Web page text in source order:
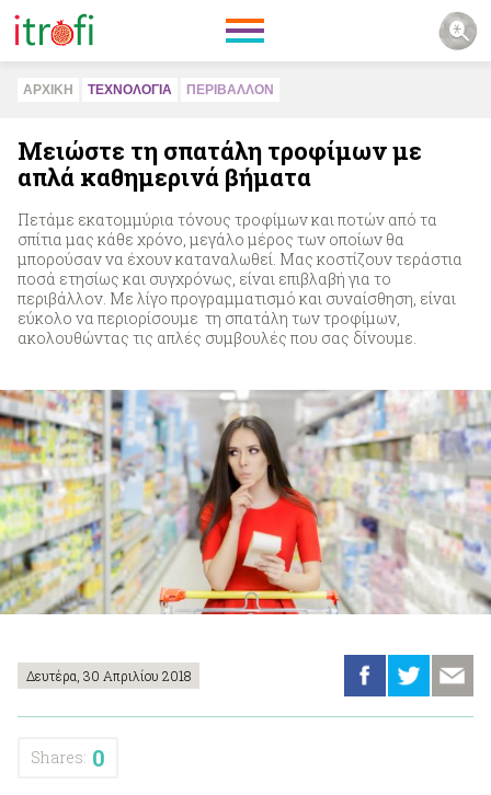
ΑΡΧΙΚΗ ΤΕΧΝΟΛΟΓΙΑ ΠΕΡΙΒAΛΛΟΝ
Μειώστε τη σπατάλη τροφίμων με
απλά καθημερινά βήματα
Πετάμε εκατομμύρια τόνους τροφίμων και ποτών από τα
σπίτια μας κάθε χρόνο, μεγάλο μέρος των οποίων θα
μπορούσαν να έχουν καταναλωθεί. Μας κοστίζουν τεράστια
ποσά ετησίως και συγχρόνως, είναι επιβλαβή για το
περιβάλλον. Με λίγο προγραμματισμό και συναίσθηση, είναι
εύκολο να περιορίσουμε τη σπατάλη των τροφίμων,
ακολουθώντας τις απλές συμβουλές που σας δίνουμε.
Δευτέρα, 30 Απριλίου 2018
Shares: 0